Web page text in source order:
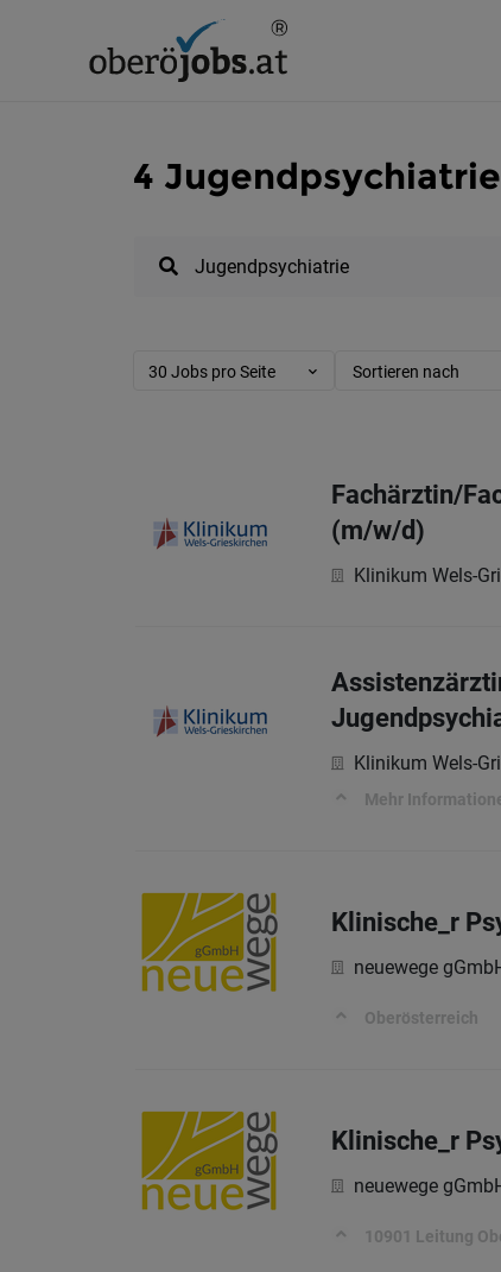
4
30 Jobs pro Seite Sortieren nach
Fachärztin/
(m/w/d)
Klinikum Wels-
Klinikum Wels-
Mehr
Klinische_r
neuewege
Oberösterreich
Klinische_r
neuewege
10901 Leitung